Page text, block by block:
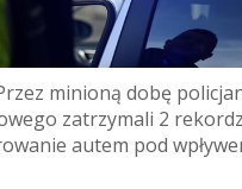
minioną dobę
zatrzymali 2
autem pod